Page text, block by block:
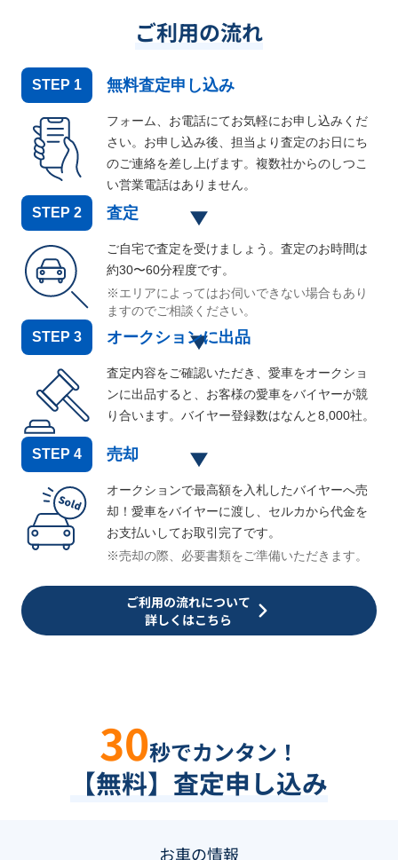
ご利用の流れ
STEP 1 無料査定申し込み
フォーム、お電話にてお気軽にお申し込みくだ
さい。お申し込み後、担当より査定のお日にち
のご連絡を差し上げます。複数社からのしつこ
い営業電話はありません。
STEP 2 査定
ご自宅で査定を受けましょう。査定のお時間は
約30〜60分程度です。
※エリアによってはお伺いできない場合もあり
ますのでご相談ください。
STEP 3 オークションに出品
査定内容をご確認いただき、愛車をオークショ
ンに出品すると、お客様の愛車をバイヤーが競
り合います。バイヤー登録数はなんと8,000社。
STEP 4 売却
オークションで最高額を入札したバイヤーへ売
却！愛車をバイヤーに渡し、セルカから代金を
お支払いしてお取引完了です。
※売却の際、必要書類をご準備いただきます。
ご利用の流れについて
詳しくはこちら
30秒でカンタン！
【無料】査定申し込み
お車の情報